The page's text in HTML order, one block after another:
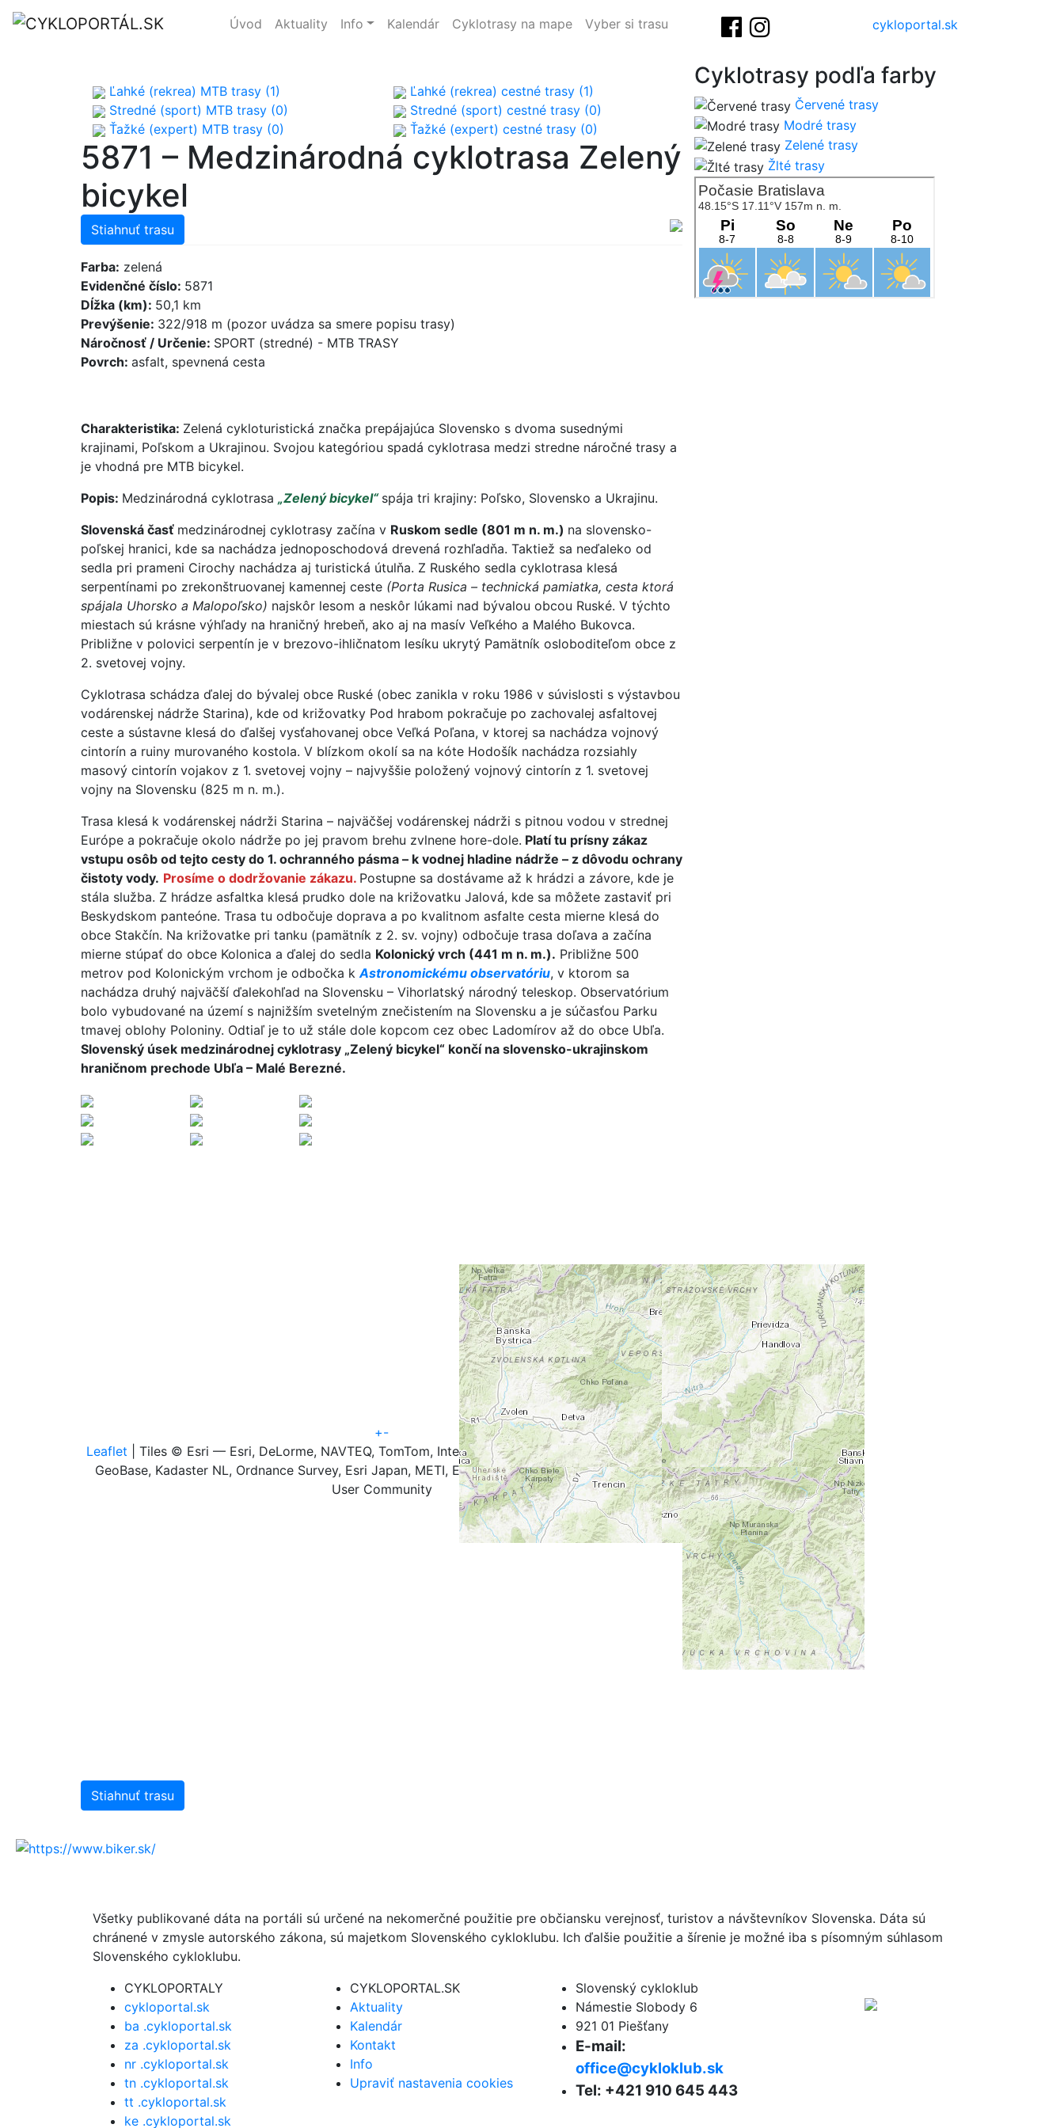
Úvod Aktuality Info Kalendár Cyklotrasy na mape Vyber si trasu cykloportal.sk
Ľahké (rekrea) MTB trasy (1)
Stredné (sport) MTB trasy (0)
Ťažké (expert) MTB trasy (0)
Ľahké (rekrea) cestné trasy (1)
Stredné (sport) cestné trasy (0)
Ťažké (expert) cestné trasy (0)
5871 – Medzinárodná cyklotrasa Zelený
bicykel
Stiahnuť trasu
Farba: zelená
Evidenčné číslo: 5871
Dĺžka (km): 50,1 km
Prevýšenie: 322/918 m (pozor uvádza sa smere popisu trasy)
Náročnosť / Určenie: SPORT (stredné) - MTB TRASY
Povrch: asfalt, spevnená cesta
Charakteristika: Zelená cykloturistická značka prepájajúca Slovensko s dvoma susednými
krajinami, Poľskom a Ukrajinou. Svojou kategóriou spadá cyklotrasa medzi stredne náročné trasy a
je vhodná pre MTB bicykel.
Popis: Medzinárodná cyklotrasa „Zelený bicykel“ spája tri krajiny: Poľsko, Slovensko a Ukrajinu.
Slovenská časť medzinárodnej cyklotrasy začína v Ruskom sedle (801 m n. m.) na slovensko-
poľskej hranici, kde sa nachádza jednoposchodová drevená rozhľadňa. Taktiež sa neďaleko od
sedla pri prameni Cirochy nachádza aj turistická útulňa. Z Ruského sedla cyklotrasa klesá
serpentínami po zrekonštruovanej kamennej ceste (Porta Rusica – technická pamiatka, cesta ktorá
spájala Uhorsko a Malopoľsko) najskôr lesom a neskôr lúkami nad bývalou obcou Ruské. V týchto
miestach sú krásne výhľady na hraničný hrebeň, ako aj na masív Veľkého a Malého Bukovca.
Približne v polovici serpentín je v brezovo-ihličnatom lesíku ukrytý Pamätník osloboditeľom obce z
2. svetovej vojny.
Cyklotrasa schádza ďalej do bývalej obce Ruské (obec zanikla v roku 1986 v súvislosti s výstavbou
vodárenskej nádrže Starina), kde od križovatky Pod hrabom pokračuje po zachovalej asfaltovej
ceste a sústavne klesá do ďalšej vysťahovanej obce Veľká Poľana, v ktorej sa nachádza vojnový
cintorín a ruiny murovaného kostola. V blízkom okolí sa na kóte Hodošík nachádza rozsiahly
masový cintorín vojakov z 1. svetovej vojny – najvyššie položený vojnový cintorín z 1. svetovej
vojny na Slovensku (825 m n. m.).
Trasa klesá k vodárenskej nádrži Starina – najväčšej vodárenskej nádrži s pitnou vodou v strednej
Európe a pokračuje okolo nádrže po jej pravom brehu zvlnene hore-dole. Platí tu prísny zákaz
vstupu osôb od tejto cesty do 1. ochranného pásma – k vodnej hladine nádrže – z dôvodu ochrany
čistoty vody. Prosíme o dodržovanie zákazu. Postupne sa dostávame až k hrádzi a závore, kde je
stála služba. Z hrádze asfaltka klesá prudko dole na križovatku Jalová, kde sa môžete zastaviť pri
Beskydskom panteóne. Trasa tu odbočuje doprava a po kvalitnom asfalte cesta mierne klesá do
obce Stakčín. Na križovatke pri tanku (pamätník z 2. sv. vojny) odbočuje trasa doľava a začína
mierne stúpať do obce Kolonica a ďalej do sedla Kolonický vrch (441 m n. m.). Približne 500
metrov pod Kolonickým vrchom je odbočka kAstronomickému observatóriu, v ktorom sa
nachádza druhý najväčší ďalekohľad na Slovensku – Vihorlatský národný teleskop. Observatórium
bolo vybudované na území s najnižším svetelným znečistením na Slovensku a je súčasťou Parku
tmavej oblohy Poloniny. Odtiaľ je to už stále dole kopcom cez obec Ladomírov až do obce Ubľa.
Slovenský úsek medzinárodnej cyklotrasy „Zelený bicykel“ končí na slovensko-ukrajinskom
hraničnom prechode Ubľa – Malé Berezné.
+-
Leaflet | Tiles © Esri — Esri, DeLorme, NAVTEQ, TomTom, Intermap, iPC, USGS, FAO, NPS, NRCAN,
GeoBase, Kadaster NL, Ordnance Survey, Esri Japan, METI, Esri China (Hong Kong), and the GIS
User Community
Stiahnuť trasu
Cyklotrasy podľa farby
Červené trasy
Modré trasy
Zelené trasy
Žlté trasy
Všetky publikované dáta na portáli sú určené na nekomerčné použitie pre občiansku verejnosť, turistov a návštevníkov Slovenska. Dáta sú
chránené v zmysle autorského zákona, sú majetkom Slovenského cykloklubu. Ich ďalšie použitie a šírenie je možné iba s písomným súhlasom
Slovenského cykloklubu.
CYKLOPORTALY
cykloportal.sk
ba .cykloportal.sk
za .cykloportal.sk
nr .cykloportal.sk
tn .cykloportal.sk
tt .cykloportal.sk
ke .cykloportal.sk
CYKLOPORTAL.SK
Aktuality
Kalendár
Kontakt
Info
Upraviť nastavenia cookies
Slovenský cykloklub
Námestie Slobody 6
921 01 Piešťany
E-mail:
office@cykloklub.sk
Tel: +421 910 645 443